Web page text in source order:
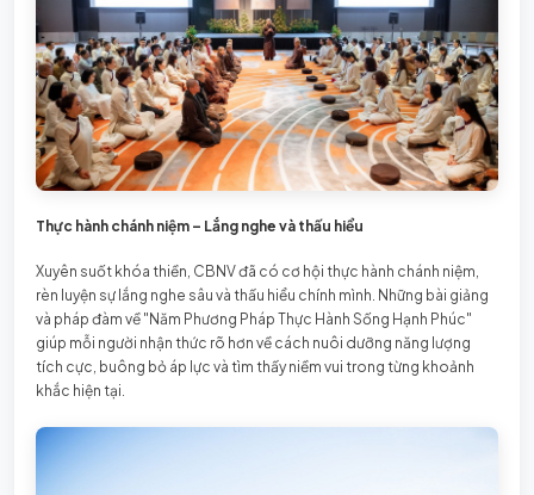
Thực hành chánh niệm – Lắng nghe và thấu hiểu
Xuyên suốt khóa thiền, CBNV đã có cơ hội thực hành chánh niệm,
rèn luyện sự lắng nghe sâu và thấu hiểu chính mình. Những bài giảng
và pháp đàm về "Năm Phương Pháp Thực Hành Sống Hạnh Phúc"
giúp mỗi người nhận thức rõ hơn về cách nuôi dưỡng năng lượng
tích cực, buông bỏ áp lực và tìm thấy niềm vui trong từng khoảnh
khắc hiện tại.